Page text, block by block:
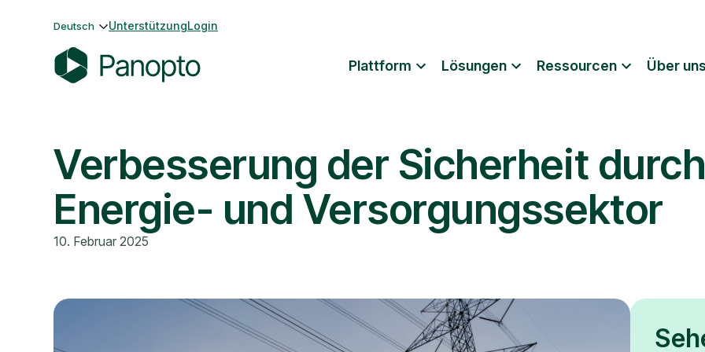
Deutsch UnterstützungLogin
o
p
t
Plattform Lösungen Ressourcen Über uns
Verbesserung der Sicherheit
Energie- und Versorgungssektor
10. Februar 2025